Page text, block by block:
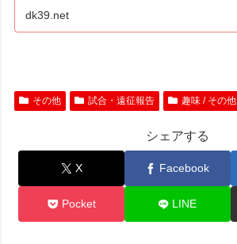
dk39.net
その他 試合・遠征報告 趣味 / その他
シェアする
X Facebook
Pocket LINE